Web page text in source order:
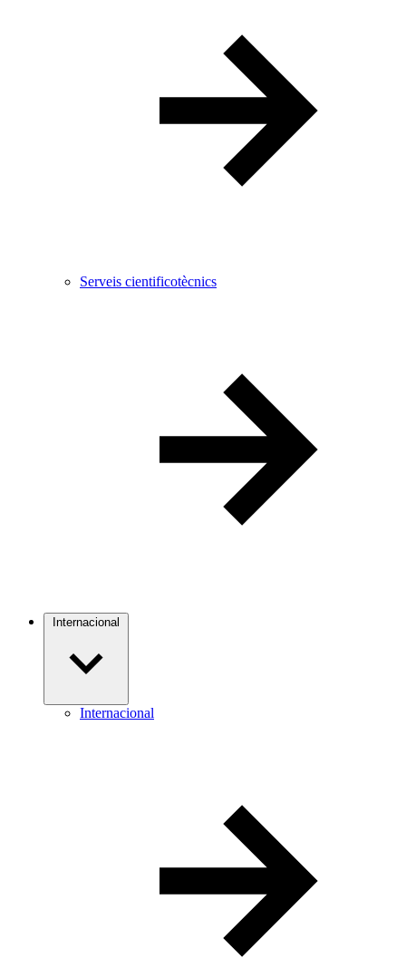
Serveis cientificotècnics
Internacional
Internacional